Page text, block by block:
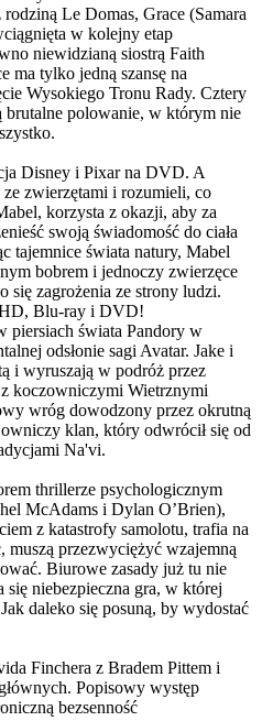
Le Domas, Grace (Samara
w kolejny etap
niewidzianą siostrą Faith
ma tylko jedną szansę na
Wysokiego Tronu Rady. Cztery
brutalne polowanie, w którym nie
Disney i Pixar na DVD. A
zwierzętami i rozumieli, co
korzysta z okazji, aby za
swoją świadomość do ciała
tajemnice świata natury, Mabel
bobrem i jednoczy zwierzęce
się zagrożenia ze strony ludzi.
Blu-ray i DVD!
piersiach świata Pandory w
odsłonie sagi Avatar. Jake i
i wyruszają w podróż przez
koczowniczymi Wietrznymi
wróg dowodzony przez okrutną
klan, który odwrócił się od
Na'vi.
thrillerze psychologicznym
McAdams i Dylan O’Brien),
z katastrofy samolotu, trafia na
przezwyciężyć wzajemną
Biurowe zasady już tu nie
niebezpieczna gra, w której
daleko się posuną, by wydostać
Finchera z Bradem Pittem i
Popisowy występ
bezsenność